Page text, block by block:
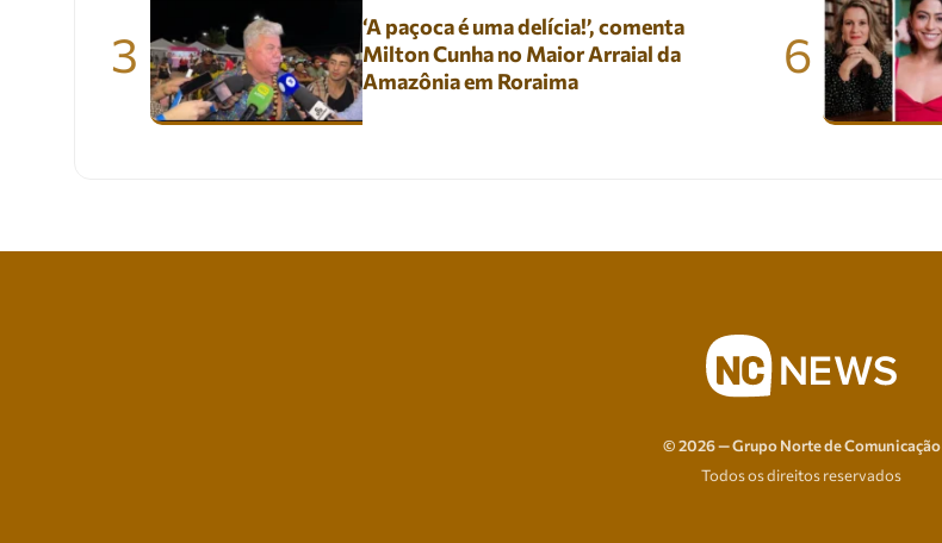
3
‘A paçoca é uma delícia!’, comenta
Milton Cunha no Maior Arraial da
Amazônia em Roraima
6
© 2026 — Grupo Norte de Comunicação
Todos os direitos reservados